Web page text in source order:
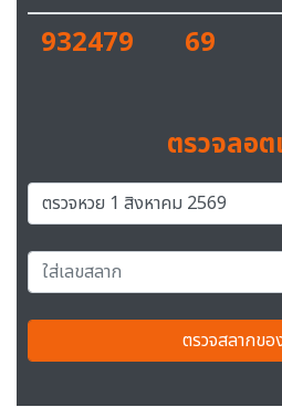
932479 69
ตรวจลอต
ตรวจสลากข